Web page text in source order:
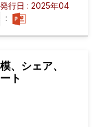
発行日 : 2025年04
:
、シェア、
ト